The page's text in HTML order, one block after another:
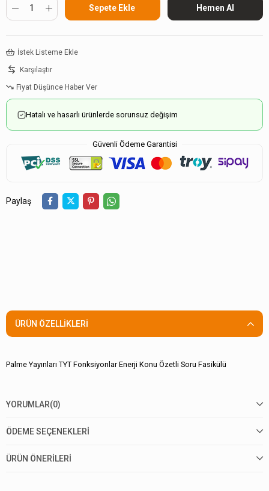
İstek Listeme Ekle
Karşılaştır
Fiyat Düşünce Haber Ver
Hatalı ve hasarlı ürünlerde sorunsuz değişim
Güvenli Ödeme Garantisi
Paylaş
ÜRÜN ÖZELLIKLERI
Palme Yayınları TYT Fonksiyonlar Enerji Konu Özetli Soru Fasikülü
YORUMLAR(0)
ÖDEME SEÇENEKLERI
ÜRÜN ÖNERILERI